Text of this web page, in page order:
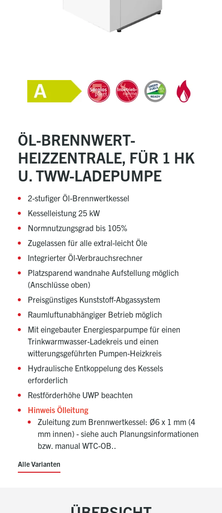
ÖL-BRENNWERT-
HEIZZENTRALE, FÜR 1 HK
U. TWW-LADEPUMPE
2-stufiger Öl-Brennwertkessel
Kesselleistung 25 kW
Normnutzungsgrad bis 105%
Zugelassen für alle extral-leicht Öle
Integrierter Öl-Verbrauchsrechner
Platzsparend wandnahe Aufstellung möglich
(Anschlüsse oben)
Preisgünstiges Kunststoff-Abgassystem
Raumluftunabhängiger Betrieb möglich
Mit eingebauter Energiesparpumpe für einen
Trinkwarmwasser-Ladekreis und einen
witterungsgeführten Pumpen-Heizkreis
Hydraulische Entkoppelung des Kessels
erforderlich
Restförderhöhe UWP beachten
Hinweis Ölleitung
Zuleitung zum Brennwertkessel: Ø6 x 1 mm (4
mm innen) - siehe auch Planungsinformationen
bzw. manual WTC-OB..
Alle Varianten